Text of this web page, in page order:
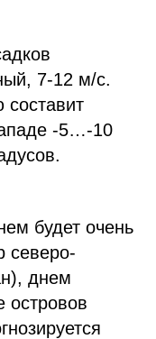
7-12 м/с.
составит
-5…-10
будет очень
северо-
днем
островов